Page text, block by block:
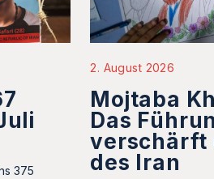
375
2. August 2026
Mojtaba
Das
verschärft
des Iran